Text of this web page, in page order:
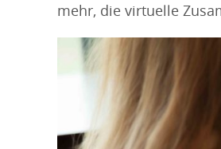
mehr, die virtuelle